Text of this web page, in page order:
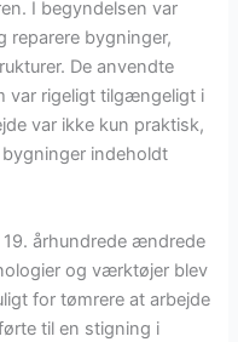
I begyndelsen var
reparere bygninger,
De anvendte
var rigeligt tilgængeligt i
var ikke kun praktisk,
indeholdt
århundrede ændrede
og værktøjer blev
for tømrere at arbejde
til en stigning i